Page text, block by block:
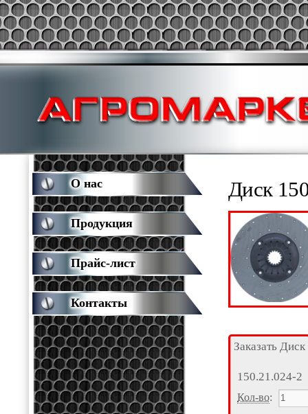
Диск
Заказать Диск
150.21.024-2
Кол-во:
О нас
Продукция
Прайс-лист
Контакты